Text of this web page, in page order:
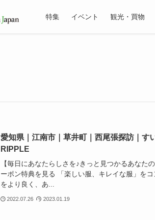
特集 イベント 観光・買物
愛知県｜江南市｜草井町｜西尾張探訪｜す
RIPPLE
【毎日にあなたらしさを♪きっと見つかるあなた
ーポン特典を見る 「楽しい服、キレイな服」を
をより良く、あ...
2022.07.26 2023.01.19